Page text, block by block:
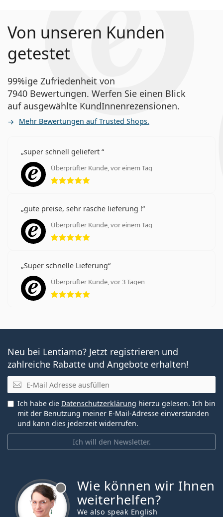
Von unseren Kunden
getestet
99%ige Zufriedenheit von
7940 Bewertungen. Werfen Sie einen Blick
auf ausgewählte KundInnenrezensionen.
Mehr Bewertungen auf Trusted Shops.
super schnell geliefert
Überprüfter Kunde, vor einem Tag
Bewertung 5 aus 5
gute preise, sehr rasche lieferung !
Überprüfter Kunde, vor einem Tag
Bewertung 5 aus 5
Super schnelle Lieferung
Überprüfter Kunde, vor 3 Tagen
Bewertung 5 aus 5
Neu bei Lentiamo? Jetzt registrieren und
zahlreiche Rabatte und Angebote erhalten!
E-Mail
Ich will den Newsletter.
Ich habe die Datenschutzerklärung hierzu gelesen. Ich bin
mit der Benutzung meiner E-Mail-Adresse einverstanden
und kann dies jederzeit widerrufen.
Wie können wir Ihnen
weiterhelfen?
We also speak English